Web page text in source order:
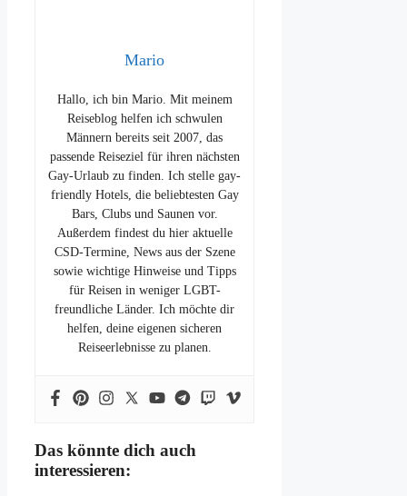
Mario
Hallo, ich bin Mario. Mit meinem
Reiseblog helfen ich schwulen
Männern bereits seit 2007, das
passende Reiseziel für ihren nächsten
Gay-Urlaub zu finden. Ich stelle gay-
friendly Hotels, die beliebtesten Gay
Bars, Clubs und Saunen vor.
Außerdem findest du hier aktuelle
CSD-Termine, News aus der Szene
sowie wichtige Hinweise und Tipps
für Reisen in weniger LGBT-
freundliche Länder. Ich möchte dir
helfen, deine eigenen sicheren
Reiseerlebnisse zu planen.
Das könnte dich auch
interessieren: